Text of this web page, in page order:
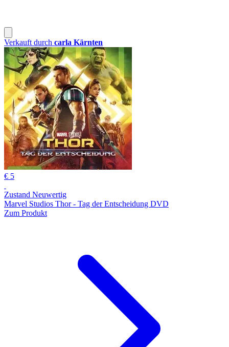
Verkauft durch carla Kärnten
€ 5
Zustand Neuwertig
Marvel Studios Thor - Tag der Entscheidung DVD
Zum Produkt